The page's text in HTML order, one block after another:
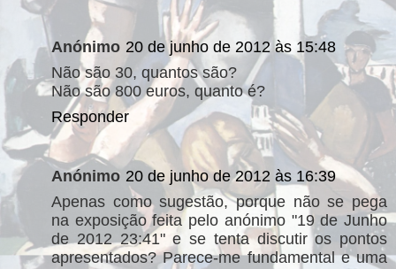
Anónimo 20 de junho de 2012 às 15:48
Não são 30, quantos são?
Não são 800 euros, quanto é?
Responder
Anónimo 20 de junho de 2012 às 16:39
Apenas como sugestão, porque não se pega
na exposição feita pelo anónimo "19 de Junho
de 2012 23:41" e se tenta discutir os pontos
apresentados? Parece-me fundamental e uma